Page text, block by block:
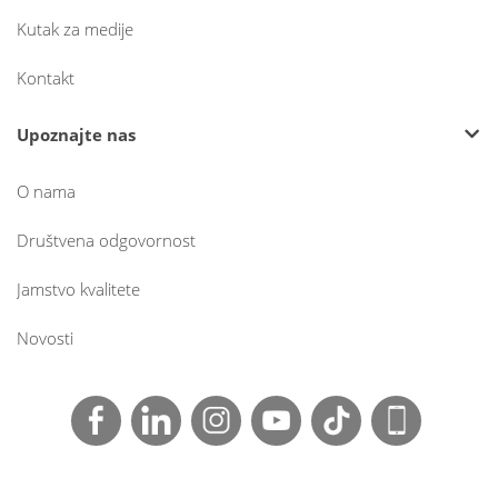
Kutak za medije
Kontakt
Upoznajte nas
O nama
Društvena odgovornost
Jamstvo kvalitete
Novosti